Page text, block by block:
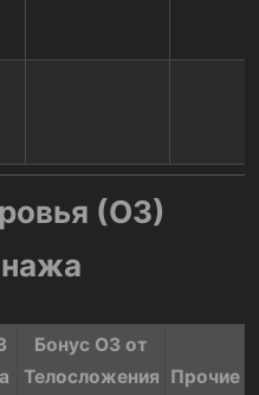
(ОЗ)
Бонус ОЗ от
Телосложения Прочие